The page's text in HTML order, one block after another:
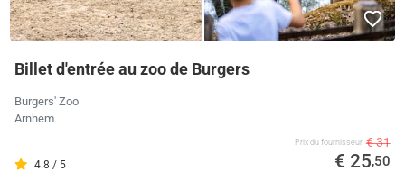
Billet d'entrée au zoo de Burgers
Burgers' Zoo
Arnhem
4.8 / 5
Prix ​​du fournisseur € 31
€ 25,50